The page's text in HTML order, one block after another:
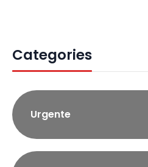
Categories
Urgente